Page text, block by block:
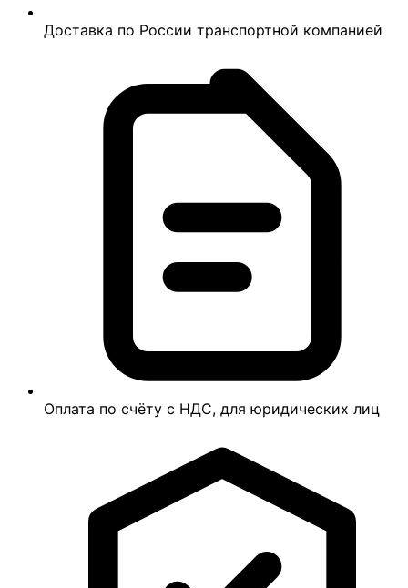
Доставка по России транспортной компанией
Оплата по счёту с НДС, для юридических лиц